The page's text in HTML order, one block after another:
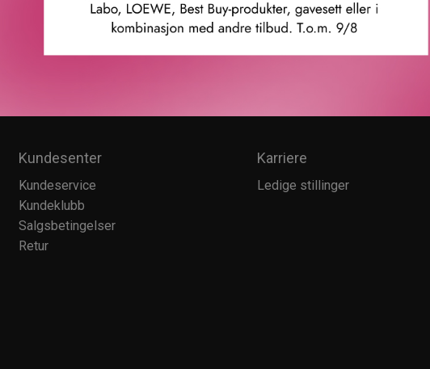
Kundesenter
Kundeservice
Kundeklubb
Salgsbetingelser
Retur
Karriere
Ledige stillinger